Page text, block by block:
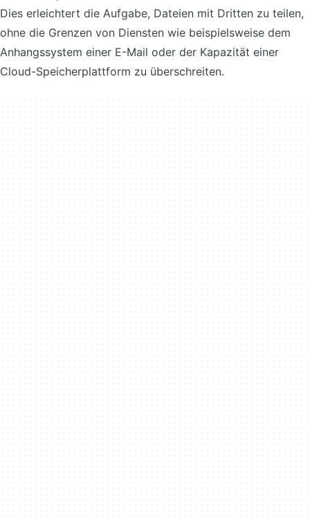
Dies erleichtert die Aufgabe, Dateien mit Dritten zu teilen,
ohne die Grenzen von Diensten wie beispielsweise dem
Anhangssystem einer E-Mail oder der Kapazität einer
Cloud-Speicherplattform zu überschreiten.